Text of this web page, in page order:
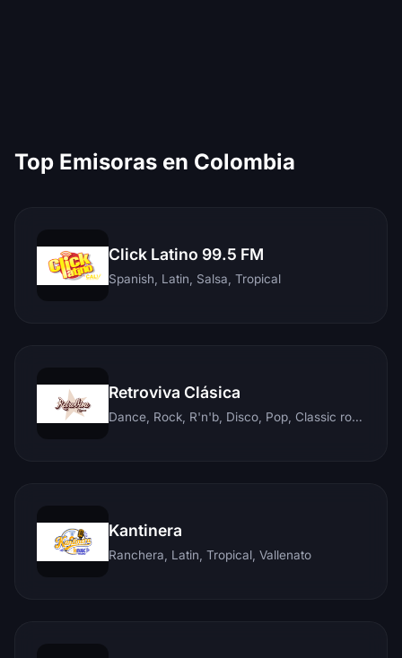
Top Emisoras en Colombia
Click Latino 99.5 FM
Spanish, Latin, Salsa, Tropical
Retroviva Clásica
Dance, Rock, R'n'b, Disco, Pop, Classic rock, Techno, Reggae
Kantinera
Ranchera, Latin, Tropical, Vallenato